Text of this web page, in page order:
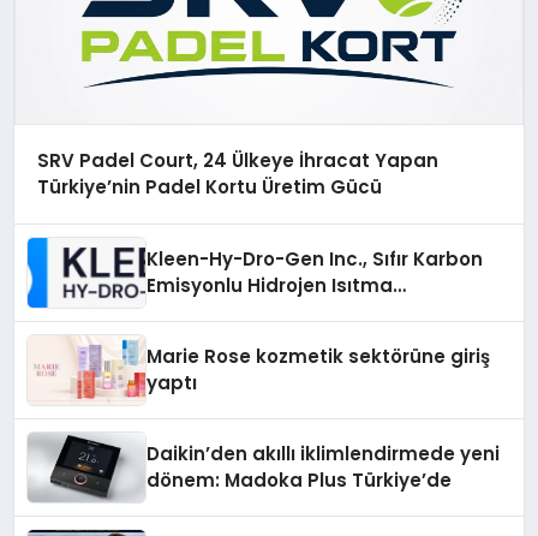
SRV Padel Court, 24 Ülkeye İhracat Yapan
Türkiye’nin Padel Kortu Üretim Gücü
Kleen-Hy-Dro-Gen Inc., Sıfır Karbon
Emisyonlu Hidrojen Isıtma
Marie Rose kozmetik sektörüne giriş
yaptı
Daikin’den akıllı iklimlendirmede yeni
dönem: Madoka Plus Türkiye’de